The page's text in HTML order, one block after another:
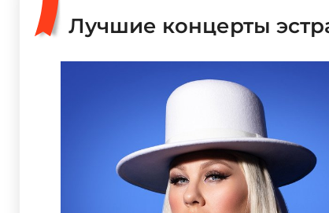
Лучшие концерты